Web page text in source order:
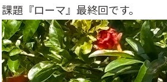
課題『ローマ』最終回です。